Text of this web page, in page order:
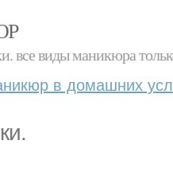
все виды маникюра
в домашних